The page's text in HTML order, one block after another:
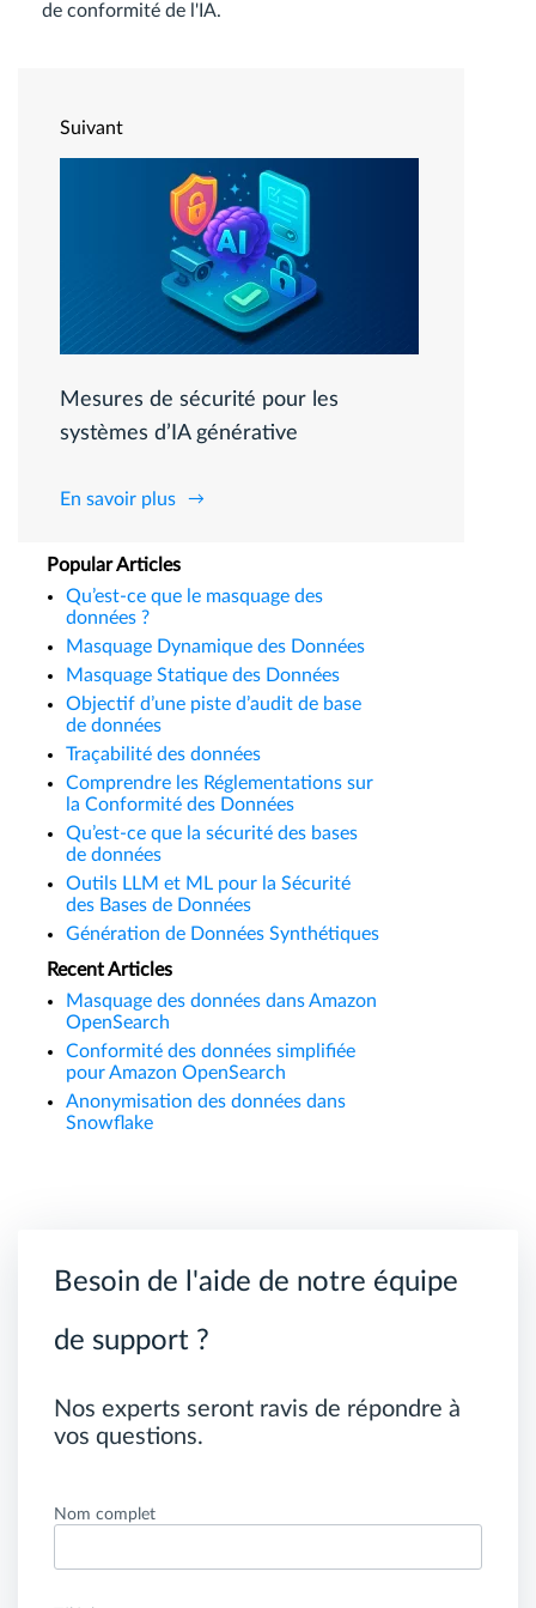
de conformité de l'IA.
Suivant
Mesures de sécurité pour les
systèmes d’IA générative
En savoir plus
Popular Articles
Qu’est-ce que le masquage des
données ?
Masquage Dynamique des Données
Masquage Statique des Données
Objectif d’une piste d’audit de base
de données
Traçabilité des données
Comprendre les Réglementations sur
la Conformité des Données
Qu’est-ce que la sécurité des bases
de données
Outils LLM et ML pour la Sécurité
des Bases de Données
Génération de Données Synthétiques
Recent Articles
Masquage des données dans Amazon
OpenSearch
Conformité des données simplifiée
pour Amazon OpenSearch
Anonymisation des données dans
Snowflake
Besoin de l'aide de notre équipe
de support ?
Nos experts seront ravis de répondre à
vos questions.
Nom complet